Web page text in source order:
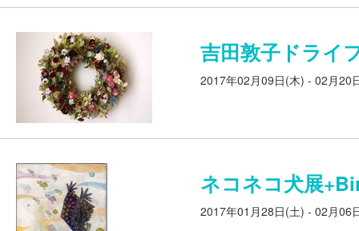
吉田敦子ドライ
2017年02月09日(木) - 02月20
ネコネコ犬展
2017年01月28日(土) - 02月06